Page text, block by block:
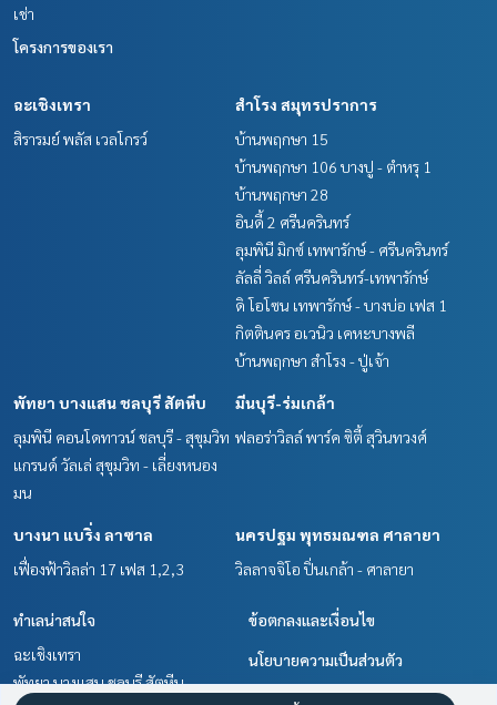
เช่า
โครงการของเรา
ฉะเชิงเทรา
สิรารมย์ พลัส เวลโกรว์
สำโรง สมุทรปราการ
บ้านพฤกษา 15
บ้านพฤกษา 106 บางปู - ตำหรุ 1
บ้านพฤกษา 28
อินดี้ 2 ศรีนครินทร์
ลุมพินี มิกซ์ เทพารักษ์ - ศรีนครินทร์
ลัลลี่ วิลล์ ศรีนครินทร์-เทพารักษ์
ดิ โอโซน เทพารักษ์ - บางบ่อ เฟส 1
กิตตินคร อเวนิว เคหะบางพลี
บ้านพฤกษา สำโรง - ปู่เจ้า
พัทยา บางแสน ชลบุรี สัตหีบ
ลุมพินี คอนโดทาวน์ ชลบุรี - สุขุมวิท
แกรนด์ วัลเล่ สุขุมวิท - เลี่ยงหนอง
มน
มีนบุรี-ร่มเกล้า
ฟลอร่าวิลล์ พาร์ค ซิตี้ สุวินทวงศ์
บางนา แบริ่ง ลาซาล
เฟื่องฟ้าวิลล่า 17 เฟส 1,2,3
นครปฐม พุทธมณฑล ศาลายา
วิลลาจจิโอ ปิ่นเกล้า - ศาลายา
ทำเลน่าสนใจ
ฉะเชิงเทรา
พัทยา บางแสน ชลบุรี สัตหีบ
ข้อตกลงและเงื่อนไข
นโยบายความเป็นส่วนตัว
เกี่ยวกับเรา